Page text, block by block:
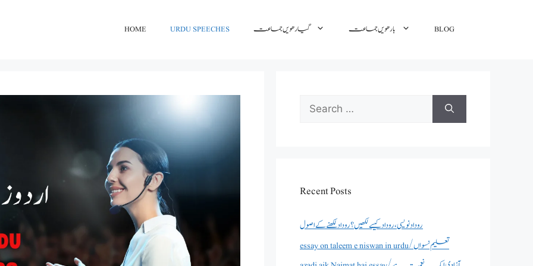
HOME URDU SPEECHES گیارھویں جماعت بارھویں جماعت BLOG
Search
for:
Recent Posts
روداد نویسی ،روداد کیسے لکھیں؟ روداد لکھنے کے اصول
essay on taleem e niswan in urdu/تعلیم نسواں